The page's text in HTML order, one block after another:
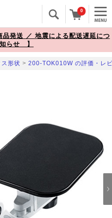
0
発送 ／ 地震による配送遅延につ
らせ 】
形状 > 200-TOK010W の評価・レ